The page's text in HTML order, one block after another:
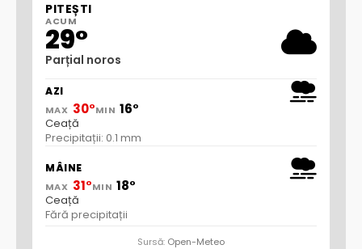
PITEȘTI
ACUM
29°
Parțial noros
AZI
MAX 30°MIN 16°
Ceață
Precipitații: 0.1 mm
MÂINE
MAX 31°MIN 18°
Ceață
Fără precipitații
Sursă: Open-Meteo